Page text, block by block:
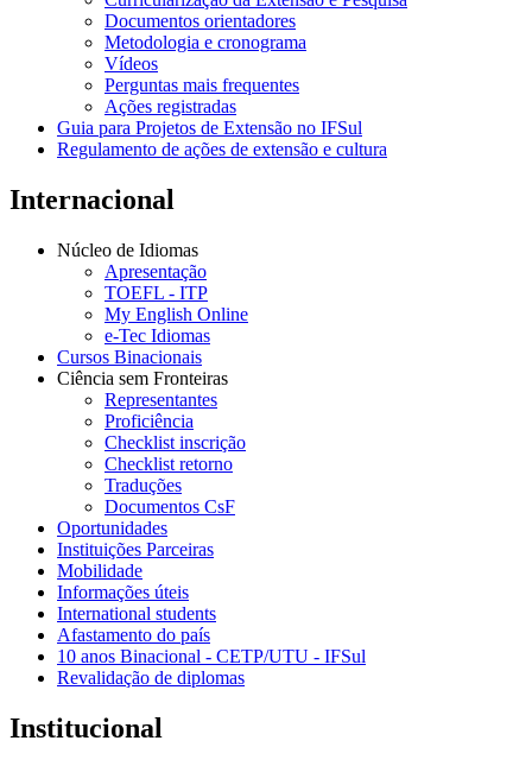
Documentos orientadores
Metodologia e cronograma
Vídeos
Perguntas mais frequentes
Ações registradas
Guia para Projetos de Extensão no IFSul
Regulamento de ações de extensão e cultura
Internacional
Núcleo de Idiomas
Apresentação
TOEFL - ITP
My English Online
e-Tec Idiomas
Cursos Binacionais
Ciência sem Fronteiras
Representantes
Proficiência
Checklist inscrição
Checklist retorno
Traduções
Documentos CsF
Oportunidades
Instituições Parceiras
Mobilidade
Informações úteis
International students
Afastamento do país
10 anos Binacional - CETP/UTU - IFSul
Revalidação de diplomas
Institucional